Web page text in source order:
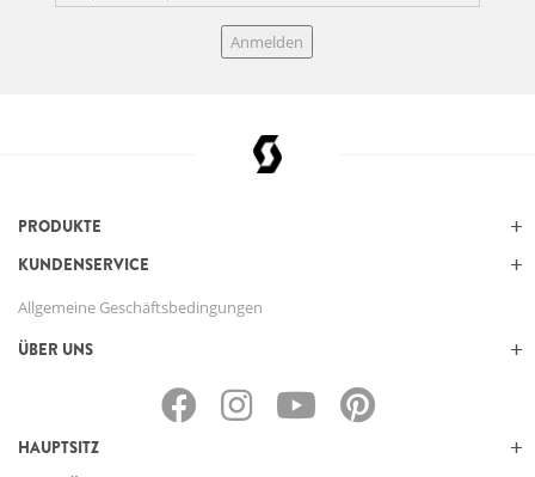
Anmelden
PRODUKTE
KUNDENSERVICE
Allgemeine Geschäftsbedingungen
ÜBER UNS
HAUPTSITZ